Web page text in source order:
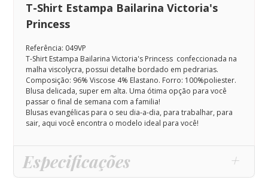
T-Shirt Estampa Bailarina Victoria's
Princess
Referência: 049VP
T-Shirt Estampa Bailarina Victoria's Princess confeccionada na
malha viscolycra, possui detalhe bordado em pedrarias.
Composição: 96% Viscose 4% Elastano. Forro: 100%poliester.
Blusa delicada, super em alta. Uma ótima opção para você
passar o final de semana com a familia!
Blusas evangélicas para o seu dia-a-dia, para trabalhar, para
sair, aqui você encontra o modelo ideal para você!
Especificações